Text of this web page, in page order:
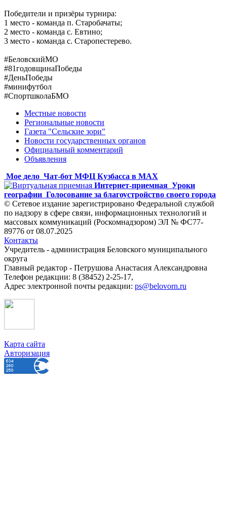
Победители и призёры турнира:
1 место - команда п. Старобачаты;
2 место - команда с. Евтино;
3 место - команда с. Старопестерево.
#БеловскийМО
#81годовщинаПобеды
#ДеньПобеды
#минифутбол
#СпортшколаБМО
Местные новости
Региональные новости
Газета "Сельские зори"
Новости государственных органов
Официальный комментарий
Объявления
Мое дело Чат-бот МФЦ Кузбасса в MAX
Интернет-приемная Уроки
географии Голосование за благоустройство своего города
© Сетевое издание зарегистрировано Федеральной службой
по надзору в сфере связи, информационных технологий и
массовых коммуникаций (Роскомнадзором) ЭЛ № ФС77-
89776 от 08.07.2025
Контакты
Учредитель - администрация Беловского муниципального
округа
Главный редактор - Петрушова Анастасия Александровна
Телефон редакции: 8 (38452) 2-25-17,
Адрес электронной почты редакции: ps@belovorn.ru
Карта сайта
Авторизация